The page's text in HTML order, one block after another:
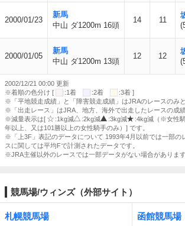
2000/01/23
新馬
中山 ダ1200m 16頭
14 11
2000/01/05
新馬
中山 ダ1200m 13頭
12 12
2002/12/21 00:00 更新
※着順の色分け [
:1着 :2着
:3着 ]
※「平地競走成績」と「障害競走成績」はJRAのレースのみと
※「出走レース」はJRA、地方、海外で出走したレースの成績
※減量表示は[
:1kg減 :2kg減 :3kg減 :4kg減（※女性騎
年以上、又は101勝以上の女性騎手のみ）] です。
※「上3F」表記のデータについて 1993年4月以前では一部の
スに関しては平均Fで計測されたデータです。
※JRA主催以外のレースでは一部データがない場合があります
競馬場/ウィンズ（外部サイト）
札幌競馬場 函館競馬場